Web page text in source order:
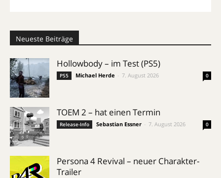
Neueste Beiträge
Hollowbody – im Test (PS5)
PS5 Michael Herde 7. August 2026 0
TOEM 2 – hat einen Termin
Release-Info Sebastian Essner 7. August 2026 0
Persona 4 Revival – neuer Charakter-
Trailer